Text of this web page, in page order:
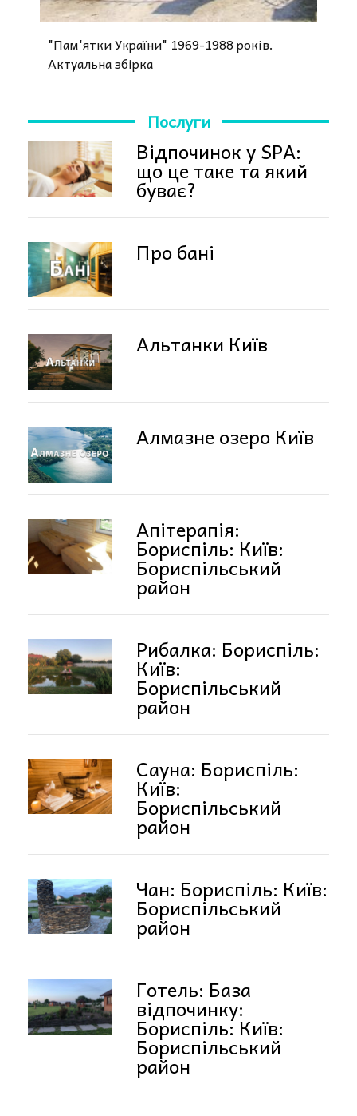
"Пам'ятки України" 1969-1988 років.
Актуальна збірка
Послуги
Відпочинок у SPA:
що це таке та який
буває?
Про бані
Альтанки Київ
Алмазне озеро Київ
Апітерапія:
Бориспіль: Київ:
Бориспільський
район
Рибалка: Бориспіль:
Київ:
Бориспільський
район
Сауна: Бориспіль:
Київ:
Бориспільський
район
Чан: Бориспіль: Київ:
Бориспільський
район
Готель: База
відпочинку:
Бориспіль: Київ:
Бориспільський
район